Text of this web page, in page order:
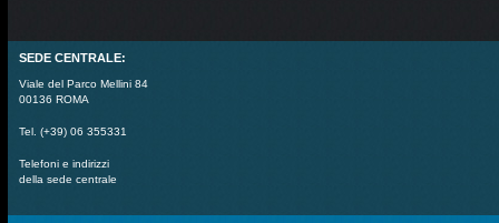
SEDE CENTRALE:
Viale del Parco Mellini 84
00136 ROMA
Tel. (+39) 06 355331
Telefoni e indirizzi
della sede centrale